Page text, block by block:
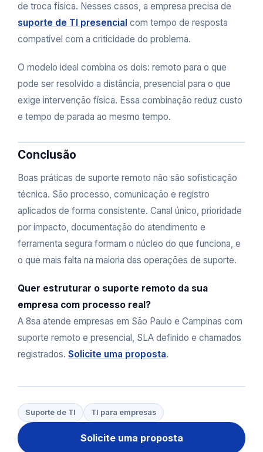
de troca física. Nesses casos, a empresa precisa de
suporte de TI presencial com tempo de resposta
compatível com a criticidade do problema.
O modelo ideal combina os dois: remoto para o que
pode ser resolvido a distância, presencial para o que
exige intervenção física. Essa combinação reduz custo
e tempo de parada ao mesmo tempo.
Conclusão
Boas práticas de suporte remoto não são sofisticação
técnica. São processo, comunicação e registro
aplicados de forma consistente. Canal único, prioridade
por impacto, documentação do atendimento e
ferramenta segura formam o núcleo do que funciona, e
o que mais falta na maioria das operações de suporte.
Quer estruturar o suporte remoto da sua
empresa com processo real?
A 8sa atende empresas em São Paulo e Campinas com
suporte remoto e presencial, SLA definido e chamados
registrados. Solicite uma proposta.
Suporte de TI TI para empresas
Solicite uma proposta